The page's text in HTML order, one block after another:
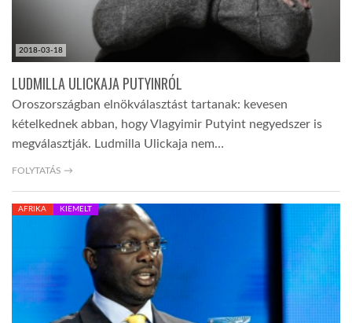
2018-03-18
LUDMILLA ULICKAJA PUTYINRÓL
Oroszországban elnökválasztást tartanak: kevesen
kételkednek abban, hogy Vlagyimir Putyint negyedszer is
megválasztják. Ludmilla Ulickaja nem…
FOLYTATÁS →
AFRIKA KIEMELT